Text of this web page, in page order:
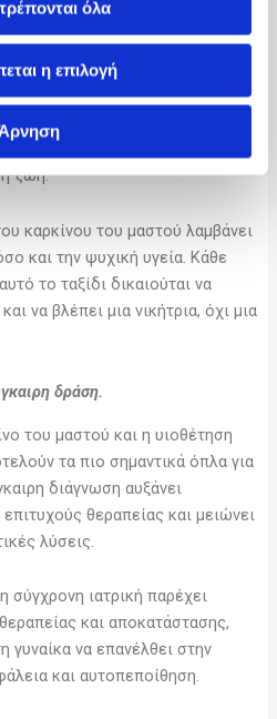
όλα
η επιλογή
καθοριστικό ρόλο στην
καθώς βοηθά στην
και της αυτοπεποίθησης.
εξειδικευμένους ιατρούς και
ζωή.
καρκίνου του μαστού λαμβάνει
και την ψυχική υγεία. Κάθε
το ταξίδι δικαιούται να
να βλέπει μια νικήτρια, όχι μια
δράση.
του μαστού και η υιοθέτηση
τα πιο σημαντικά όπλα για
διάγνωση αυξάνει
θεραπείας και μειώνει
λύσεις.
ιατρική παρέχει
και αποκατάστασης,
γυναίκα να επανέλθει στην
και αυτοπεποίθηση.